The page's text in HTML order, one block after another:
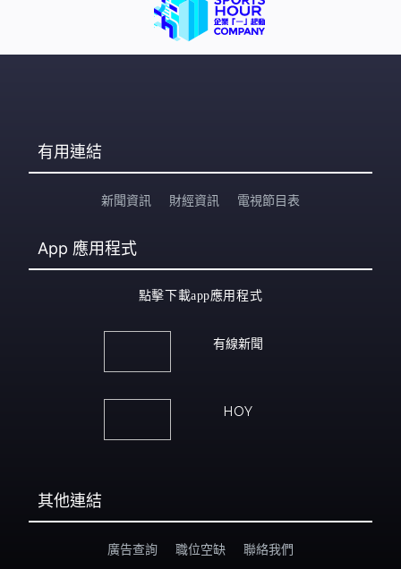
有用連結
新聞資訊 財經資訊 電視節目表
App 應用程式
點擊下載app應用程式
有線新聞
HOY
其他連結
廣告查詢 職位空缺 聯絡我們